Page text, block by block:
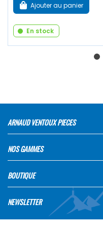
Ajouter au panier
En stock
ARNAUD VENTOUX PIECES
NOS GAMMES
BOUTIQUE
NEWSLETTER